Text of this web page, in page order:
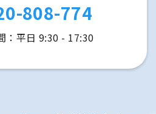
808-774
：平日 9:30 - 17:30